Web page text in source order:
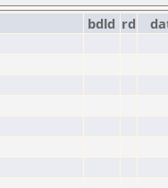
bdld rd